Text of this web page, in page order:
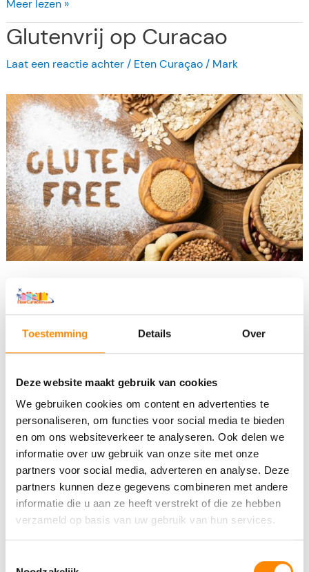
Toestemming Details Over
Deze website maakt gebruik van cookies
We gebruiken cookies om content en advertenties te
personaliseren, om functies voor social media te bieden
en om ons websiteverkeer te analyseren. Ook delen we
informatie over uw gebruik van onze site met onze
partners voor social media, adverteren en analyse. Deze
partners kunnen deze gegevens combineren met andere
informatie die u aan ze heeft verstrekt of die ze hebben
verzameld op basis van uw gebruik van hun services.
H
o
t
s
o
t
s
i
n
W
i
l
l
e
Meer lezen »
Glutenvrij op Curacao
Laat een reactie achter / Eten Curaçao/ Mark
Glutenallergie, maar ook lactose allergie of misschien zelfs
intolerantie voor (één van) beiden zijn tegenwoordig niet
glutenvrij en/ of lactosevrij. Ook op Curacao is het mogelijk
om glutenvrije en lactosevrije producten te kopen of
bestellen.
Meer lezen »
Nieuwe restaurants op
Curacao
Activiteiten Curaçao ,Eten Curaçao,Vakantie Curaçao,
Wonen Curacao/ Mark